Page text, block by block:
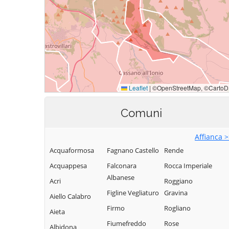
Comuni
Affianca
Acquaformosa
Acquappesa
Acri
Aiello Calabro
Aieta
Albidona
Fagnano Castello
Falconara
Albanese
Figline Vegliaturo
Firmo
Fiumefreddo
Rende
Rocca Imperiale
Roggiano
Gravina
Rogliano
Rose